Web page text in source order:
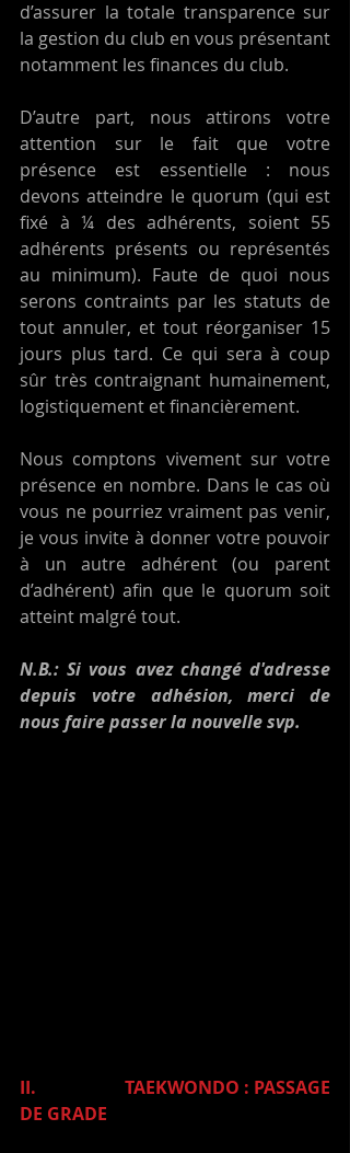
d’assurer la totale transparence sur
la gestion du club en vous présentant
notamment les finances du club.
D’autre part, nous attirons votre
attention sur le fait que votre
présence est essentielle : nous
devons atteindre le quorum (qui est
fixé à ¼ des adhérents, soient 55
adhérents présents ou représentés
au minimum). Faute de quoi nous
serons contraints par les statuts de
tout annuler, et tout réorganiser 15
jours plus tard. Ce qui sera à coup
sûr très contraignant humainement,
logistiquement et financièrement.
Nous comptons vivement sur votre
présence en nombre. Dans le cas où
vous ne pourriez vraiment pas venir,
je vous invite à donner votre pouvoir
à un autre adhérent (ou parent
d’adhérent) afin que le quorum soit
atteint malgré tout.
N.B.: Si vous avez changé d'adresse
depuis votre adhésion, merci de
nous faire passer la nouvelle svp.
II.                   TAEKWONDO : PASSAGE
DE GRADE